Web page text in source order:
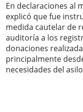
En declaraciones al
explicó que fue
medida cautelar de
auditoría a los
donaciones
principalmente
necesidades del